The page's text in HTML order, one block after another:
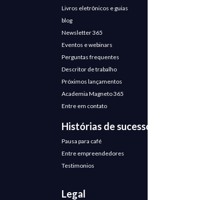
Livros eletrônicos e guias
blog
Newsletter 365
Eventos e webinars
Perguntas frequentes
Descritor de trabalho
Próximos lançamentos
Academia Magneto 365
Entre em contato
Histórias de sucesso
Pausa para café
Entre empreendedores
Testimonios
Legal